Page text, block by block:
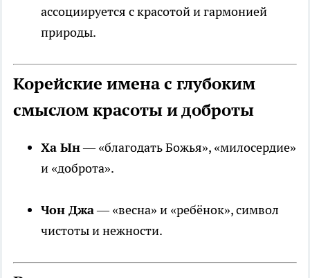
ассоциируется с красотой и гармонией
природы.
Корейские имена с глубоким
смыслом красоты и доброты
Ха Ын— «благодать Божья», «милосердие»
и «доброта».
Чон Джа— «весна» и «ребёнок», символ
чистоты и нежности.